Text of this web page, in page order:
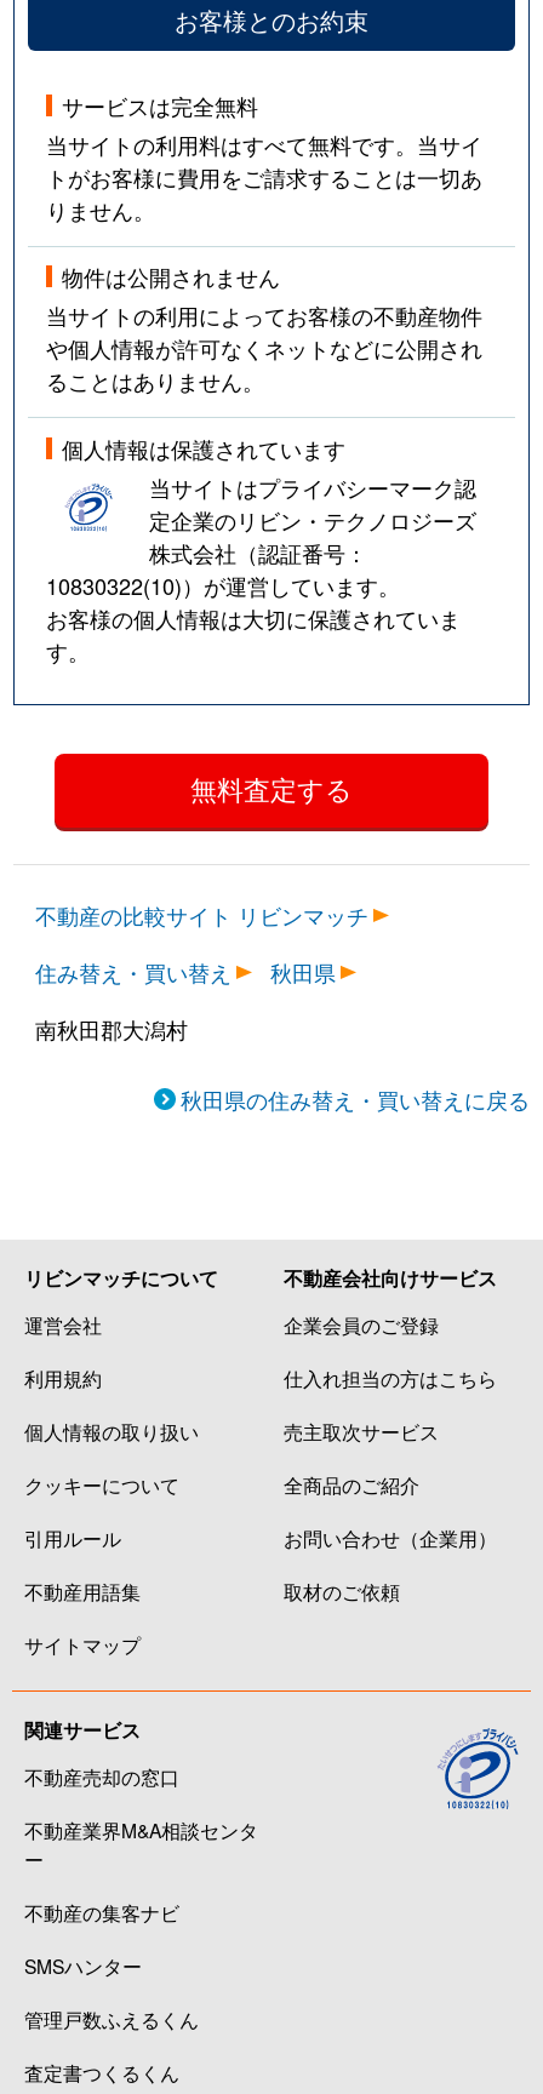
お客様とのお約束
サービスは完全無料
当サイトの利用料はすべて無料です。当サイ
トがお客様に費用をご請求することは一切あ
りません。
物件は公開されません
当サイトの利用によってお客様の不動産物件
や個人情報が許可なくネットなどに公開され
ることはありません。
個人情報は保護されています
当サイトはプライバシーマーク認
定企業のリビン・テクノロジーズ
株式会社（認証番号：
10830322(10)）が運営しています。
お客様の個人情報は大切に保護されていま
す。
不動産の比較サイト リビンマッチ
住み替え・買い替え
秋田県
南秋田郡大潟村
秋田県の住み替え・買い替えに戻る
リビンマッチについて
運営会社
利用規約
個人情報の取り扱い
クッキーについて
引用ルール
不動産用語集
サイトマップ
不動産会社向けサービス
企業会員のご登録
仕入れ担当の方はこちら
売主取次サービス
全商品のご紹介
お問い合わせ（企業用）
取材のご依頼
関連サービス
不動産売却の窓口
不動産業界M&A相談センタ
ー
不動産の集客ナビ
SMSハンター
管理戸数ふえるくん
査定書つくるくん